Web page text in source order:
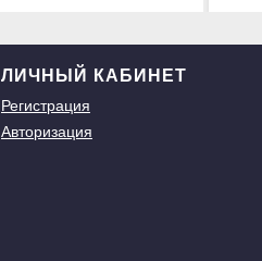
ЛИЧНЫЙ КАБИНЕТ
Регистрация
Авторизация